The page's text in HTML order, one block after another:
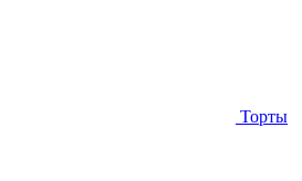
Торты